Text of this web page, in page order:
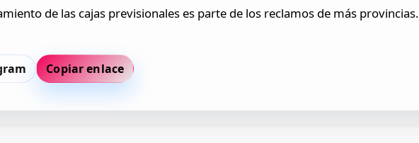
de las cajas previsionales es parte de los reclamos de más provincias.
Copiar enlace